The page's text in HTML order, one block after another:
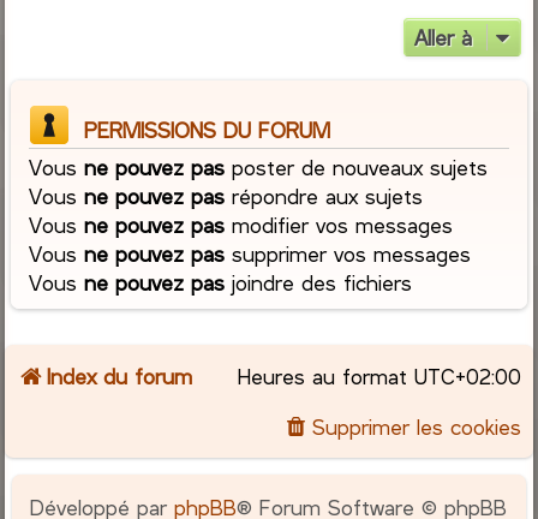
Aller à
PERMISSIONS DU FORUM
Vousne pouvez pas poster de nouveaux sujets
Vousne pouvez pas répondre aux sujets
Vousne pouvez pas modifier vos messages
Vousne pouvez pas supprimer vos messages
Vousne pouvez pas joindre des fichiers
Index du forum Heures au format UTC+02:00
Supprimer les cookies
Développé parphpBB® Forum Software © phpBB